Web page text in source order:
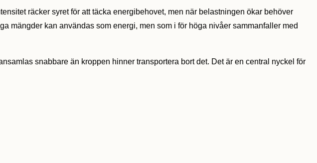
räcker syret för att täcka energibehovet, men när belastningen ökar behöver
mängder kan användas som energi, men som i för höga nivåer sammanfaller med
snabbare än kroppen hinner transportera bort det. Det är en central nyckel för